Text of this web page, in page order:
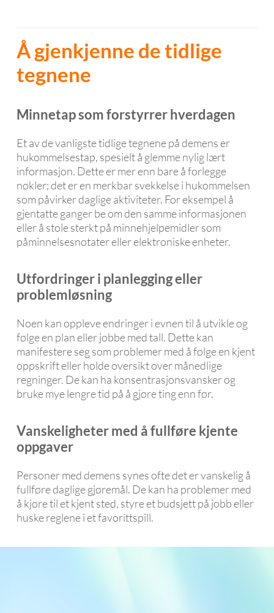
Å gjenkjenne de tidlige
tegnene
Minnetap som forstyrrer hverdagen
Et av de vanligste tidlige tegnene på demens er
hukommelsestap, spesielt å glemme nylig lært
informasjon. Dette er mer enn bare å forlegge
nøkler; det er en merkbar svekkelse i hukommelsen
som påvirker daglige aktiviteter. For eksempel å
gjentatte ganger be om den samme informasjonen
eller å stole sterkt på minnehjelpemidler som
påminnelsesnotater eller elektroniske enheter.
Utfordringer i planlegging eller
problemløsning
Noen kan oppleve endringer i evnen til å utvikle og
følge en plan eller jobbe med tall. Dette kan
manifestere seg som problemer med å følge en kjent
oppskrift eller holde oversikt over månedlige
regninger. De kan ha konsentrasjonsvansker og
bruke mye lengre tid på å gjøre ting enn før.
Vanskeligheter med å fullføre kjente
oppgaver
Personer med demens synes ofte det er vanskelig å
fullføre daglige gjøremål. De kan ha problemer med
å kjøre til et kjent sted, styre et budsjett på jobb eller
huske reglene i et favorittspill.